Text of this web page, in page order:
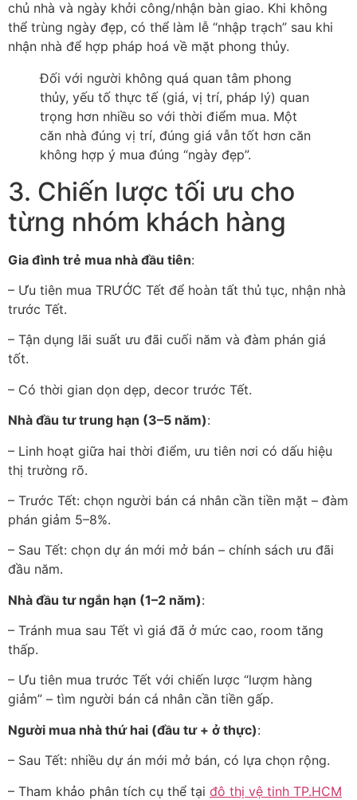
chủ nhà và ngày khởi công/nhận bàn giao. Khi không
thể trùng ngày đẹp, có thể làm lễ “nhập trạch” sau khi
nhận nhà để hợp pháp hoá về mặt phong thủy.
Đối với người không quá quan tâm phong
thủy, yếu tố thực tế (giá, vị trí, pháp lý) quan
trọng hơn nhiều so với thời điểm mua. Một
căn nhà đúng vị trí, đúng giá vẫn tốt hơn căn
không hợp ý mua đúng “ngày đẹp”.
3. Chiến lược tối ưu cho
từng nhóm khách hàng
Gia đình trẻ mua nhà đầu tiên:
– Ưu tiên mua TRƯỚC Tết để hoàn tất thủ tục, nhận nhà
trước Tết.
– Tận dụng lãi suất ưu đãi cuối năm và đàm phán giá
tốt.
– Có thời gian dọn dẹp, decor trước Tết.
Nhà đầu tư trung hạn (3–5 năm):
– Linh hoạt giữa hai thời điểm, ưu tiên nơi có dấu hiệu
thị trường rõ.
– Trước Tết: chọn người bán cá nhân cần tiền mặt – đàm
phán giảm 5–8%.
– Sau Tết: chọn dự án mới mở bán – chính sách ưu đãi
đầu năm.
Nhà đầu tư ngắn hạn (1–2 năm):
– Tránh mua sau Tết vì giá đã ở mức cao, room tăng
thấp.
– Ưu tiên mua trước Tết với chiến lược “lượm hàng
giảm” – tìm người bán cá nhân cần tiền gấp.
Người mua nhà thứ hai (đầu tư + ở thực):
– Sau Tết: nhiều dự án mới mở bán, có lựa chọn rộng.
– Tham khảo phân tích cụ thể tại đô thị vệ tinh TP.HCM